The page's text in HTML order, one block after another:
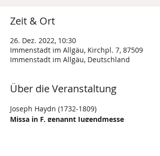
Zeit & Ort
26. Dez. 2022, 10:30
Immenstadt im Allgäu, Kirchpl. 7, 87509
Immenstadt im Allgäu, Deutschland
Über die Veranstaltung
Joseph Haydn (1732-1809)
Missa in F, genannt Jugendmesse